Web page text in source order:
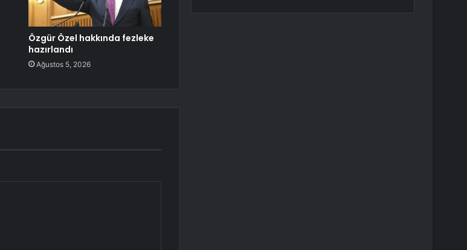
Özgür Özel hakkında fezleke
hazırlandı
Ağustos 5, 2026